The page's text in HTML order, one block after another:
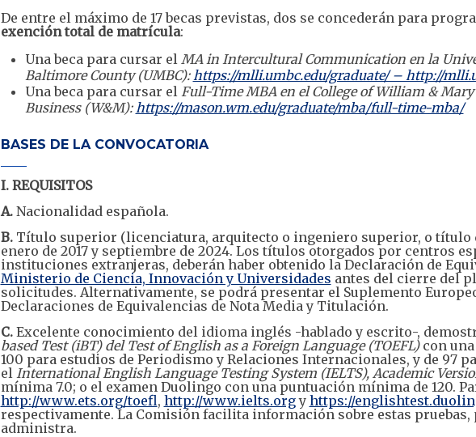
De entre el máximo de 17 becas previstas, dos se concederán para
exención total de matrícula:
Una beca para cursar el MA in Intercultural Communication en la
Baltimore County (UMBC): https://mlli.umbc.edu/graduate/ – http://
Una beca para cursar el Full-Time MBA en el College of William &
Business (W&M): https://mason.wm.edu/graduate/mba/full-time-mba/
BASES DE LA CONVOCATORIA
I. REQUISITOS
A.Nacionalidad española.
B.Título superior (licenciatura, arquitecto o ingeniero superior, o título
enero de 2017 y septiembre de 2024. Los títulos otorgados por centros
instituciones extranjeras, deberán haber obtenido la Declaración de
Ministerio de Ciencia, Innovación y Universidades antes del cierre del
solicitudes. Alternativamente, se podrá presentar el Suplemento
Declaraciones de Equivalencias de Nota Media y Titulación.
C.Excelente conocimiento del idioma inglés -hablado y escrito-,
based Test (iBT) del Test of English as a Foreign Language (TOEFL)con
100 para estudios de Periodismo y Relaciones Internacionales, y de 97
el International English Language Testing System (IELTS), Academic
mínima 7.0; o el examen Duolingo con una puntuación mínima de 120.
http://www.ets.org/toefl, http://www.ielts.orgy https://
respectivamente. La Comisión facilita información sobre estas
administra.